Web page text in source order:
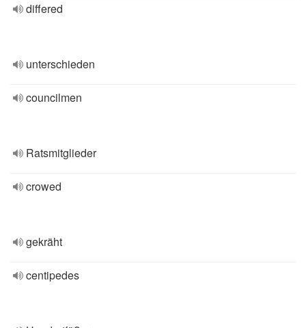
differed
unterschieden
councilmen
Ratsmitglieder
crowed
gekräht
centipedes